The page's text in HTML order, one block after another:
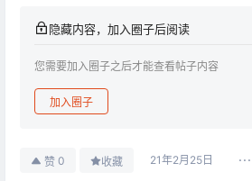
隐藏内容，加入圈子后阅读
您需要加入圈子之后才能查看帖子内容
加入圈子
赞 0 收藏 21年2月25日